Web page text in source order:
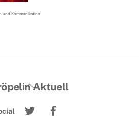
und Kommunikation
Back
Top
Aktuell
Twitter